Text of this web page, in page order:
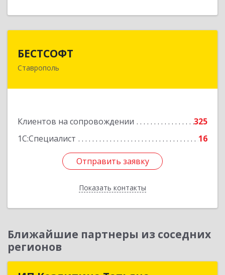
БЕСТСОФТ
Ставрополь
Клиентов на сопровождении
325
1С:Специалист
16
Отправить заявку
Показать контакты
355011, Ставропольский край, Ставрополь г,
Отправить заявку
Назад
Ближайшие партнеры из соседних
регионов